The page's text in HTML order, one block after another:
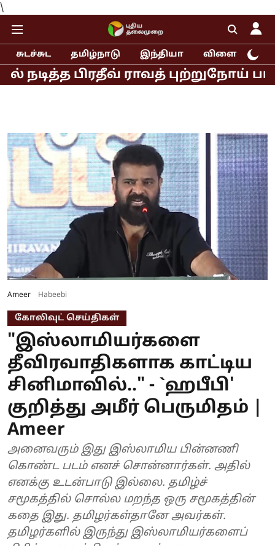
\
சுடச்சுட தமிழ்நாடு இந்தியா விளையாட்டு
பிரதீவ் ராவத் புற்றுநோய்
Ameer Habeebi
கோலிவுட் செய்திகள்
"இஸ்லாமியர்களை
தீவிரவாதிகளாக காட்டிய
சினிமாவில்.." - `ஹபீபி'
குறித்து அமீர் பெருமிதம் |
Ameer
அனைவரும் இது இஸ்லாமிய பின்னணி
கொண்ட படம் எனச் சொன்னார்கள். அதில்
எனக்கு உடன்பாடு இல்லை. தமிழ்ச்
சமூகத்தில் சொல்ல மறந்த ஒரு சமூகத்தின்
கதை இது. தமிழர்கள்தானே அவர்கள்.
தமிழர்களில் இருந்து இஸ்லாமியர்களைப்